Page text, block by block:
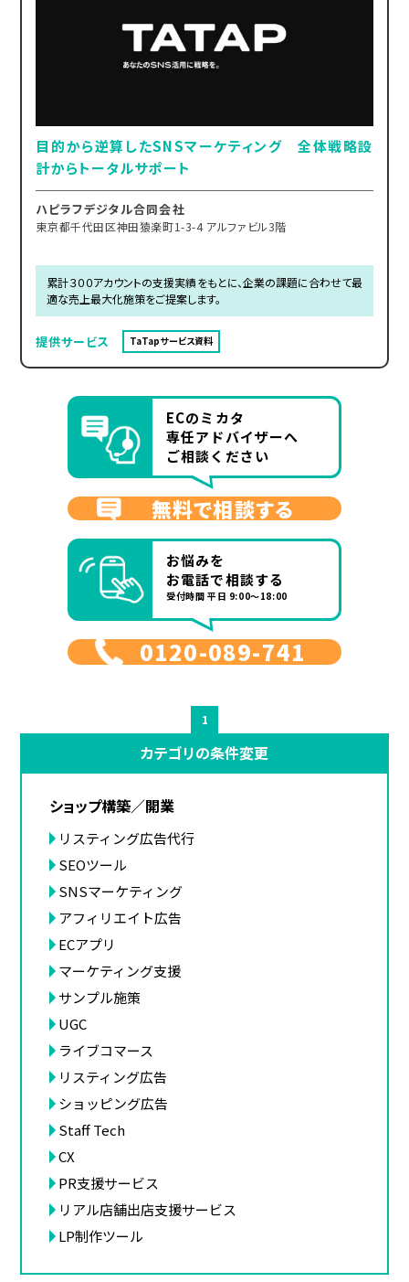
目的から逆算したSNSマーケティング 全体戦略設
計からトータルサポート
ハピラフデジタル合同会社
東京都千代田区神田猿楽町1-3-4 アルファビル3階
累計３００アカウントの支援実績をもとに、企業の課題に合わせて最
適な売上最大化施策をご提案します。
提供サービス TaTapサービス資料
ECのミカタ
専任アドバイザーへ
ご相談ください
無料で相談する
お悩みを
お電話で相談する
受付時間 平日 9:00～18:00
0120-089-741
1
カテゴリの条件変更
ショップ構築／開業
リスティング広告代行
SEOツール
SNSマーケティング
アフィリエイト広告
ECアプリ
マーケティング支援
サンプル施策
UGC
ライブコマース
リスティング広告
ショッピング広告
Staff Tech
CX
PR支援サービス
リアル店舗出店支援サービス
LP制作ツール